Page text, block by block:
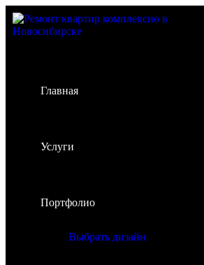
Главная
Услуги
Портфолио
Выбрать дизайн